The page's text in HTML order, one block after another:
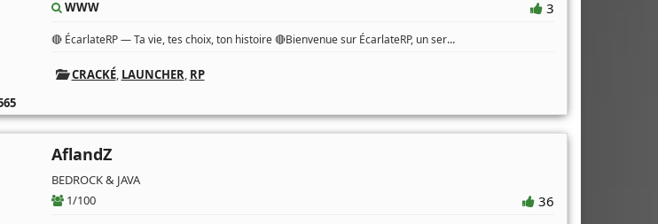
WWW
3
🔴 ÉcarlateRP — Ta vie, tes choix, ton histoire 🔴Bienvenue sur ÉcarlateRP, un ser...
CRACKÉ, LAUNCHER, RP
AflandZ
BEDROCK & JAVA
1/100
36